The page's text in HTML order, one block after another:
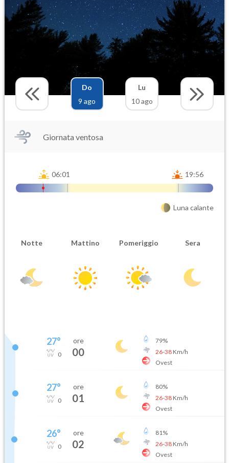
Do
9 ago
Lu
10 ago
Giornata ventosa
06:01 19:56
Luna calante
Notte Mattino Pomeriggio Sera
27°
0
ore
00
79%
26-38Km/h
Ovest
27°
0
ore
01
80%
26-38Km/h
Ovest
26°
0
ore
02
81%
26-38Km/h
Ovest